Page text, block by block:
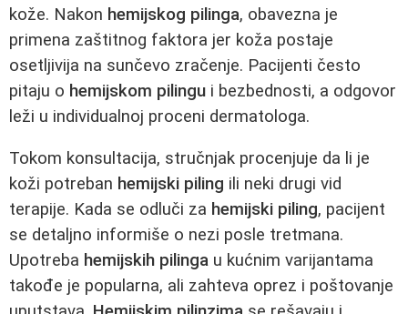
kože. Nakon hemijskog pilinga, obavezna je
primena zaštitnog faktora jer koža postaje
osetljivija na sunčevo zračenje. Pacijenti često
pitaju o hemijskom pilingu i bezbednosti, a odgovor
leži u individualnoj proceni dermatologa.
Tokom konsultacija, stručnjak procenjuje da li je
koži potreban hemijski piling ili neki drugi vid
terapije. Kada se odluči za hemijski piling, pacijent
se detaljno informiše o nezi posle tretmana.
Upotreba hemijskih pilinga u kućnim varijantama
takođe je popularna, ali zahteva oprez i poštovanje